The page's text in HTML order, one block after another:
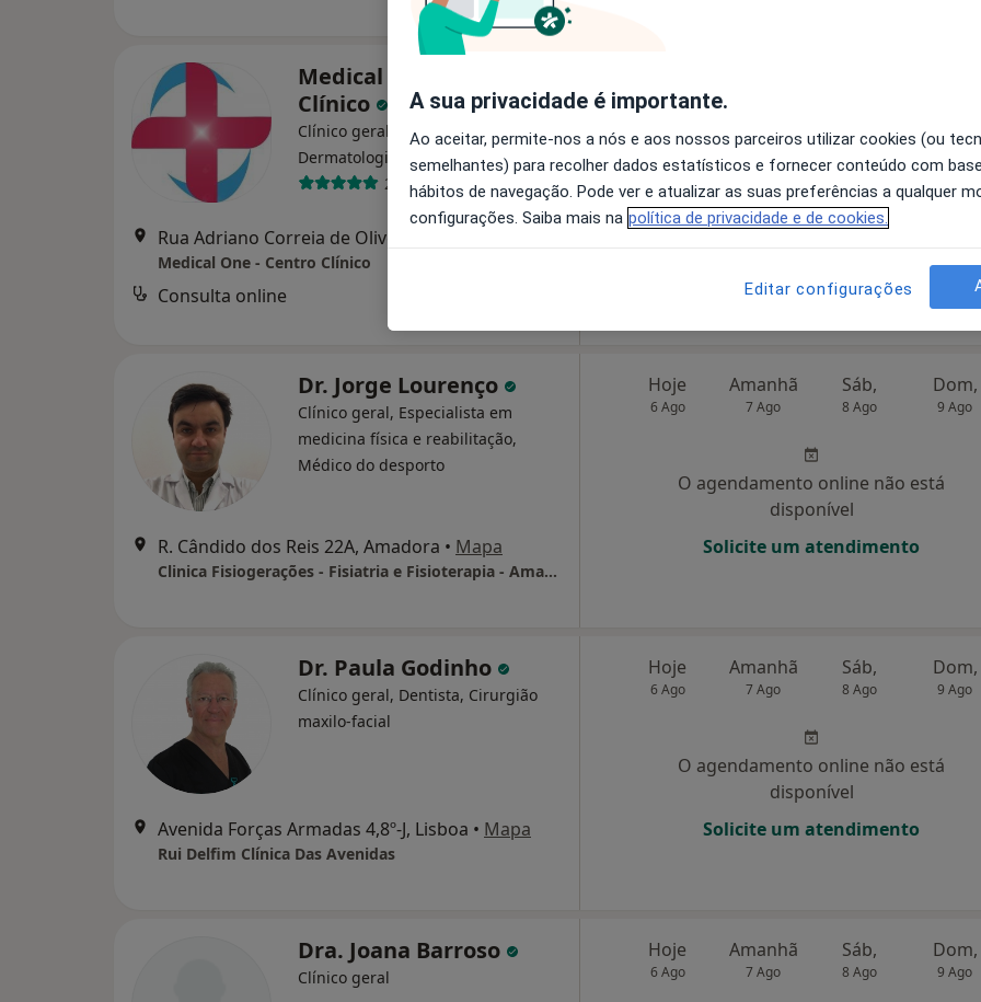
Medical One - Centro
Clínico
Clínico geral, Alergologista,
Dermatologista ·Mais
221 opiniões
Rua Adriano Correia de Oliveira, Lisboa
Medical One - Centro Clínico
Consulta online
6 Ago
O agendamento online não está
disponível
Dr. Jorge Lourenço
Clínico geral, Especialista em
medicina física e reabilitação,
Médico do desporto
R. Cândido dos Reis 22A, Amadora • Mapa
Clinica Fisiogerações - Fisiatria e Fisioterapia - Amadora
Hoje
6 Ago
Amanhã
7 Ago
Sáb,
8 Ago
Dom,
9 Ago
O agendamento online não está
disponível
Solicite um atendimento
Dr. Paula Godinho
Clínico geral, Dentista, Cirurgião
maxilo-facial
Avenida Forças Armadas 4,8º-J, Lisboa • Mapa
Rui Delfim Clínica Das Avenidas
Hoje
6 Ago
Amanhã
7 Ago
Sáb,
8 Ago
Dom,
9 Ago
O agendamento online não está
disponível
Solicite um atendimento
Dra. Joana Barroso
Clínico geral
Hoje
6 Ago
Amanhã
7 Ago
Sáb,
8 Ago
Dom,
9 Ago
A sua privacidade é importante.
Ao aceitar, permite-nos a nós e aos nossos parceiros utilizar cookies (ou
semelhantes) para recolher dados estatísticos e fornecer conteúdo com
hábitos de navegação. Pode ver e atualizar as suas preferências a qualquer
configurações. Saiba mais na política de privacidade e de cookies.
Editar configurações